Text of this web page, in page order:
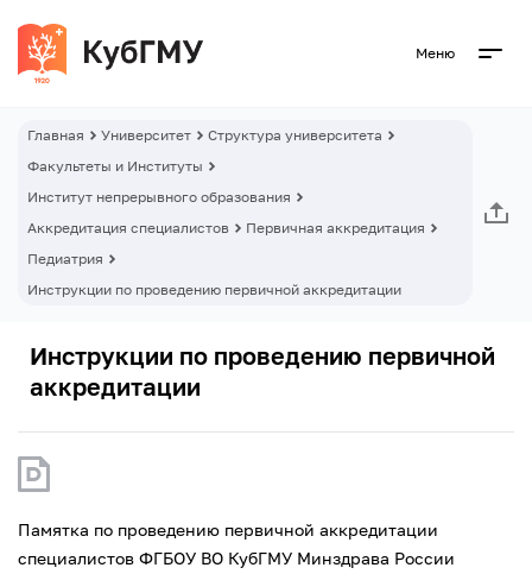
Меню
Главная Университет
Структура университета
Факультеты и Институты
Институт непрерывного образования
Аккредитация специалистов
Первичная аккредитация
Педиатрия
Инструкции по проведению первичной аккредитации
Инструкции по проведению первичной
аккредитации
Памятка по проведению первичной аккредитации
специалистов ФГБОУ ВО КубГМУ Минздрава России